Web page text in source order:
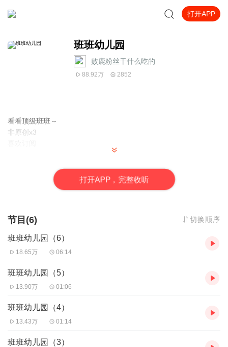
打开APP
班班幼儿园
败鹿粉丝干什么吃的
88.92万 2852
看看顶级班班～
非原创x3
打开APP，完整收听
节目(6) 切换顺序
班班幼儿园（6）
18.65万 06:14
班班幼儿园（5）
13.90万 01:06
班班幼儿园（4）
13.43万 01:14
班班幼儿园（3）